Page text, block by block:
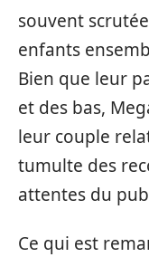
souvent
enfants
Bien que leur
et des bas,
leur couple
tumulte des
attentes du
Ce qui est